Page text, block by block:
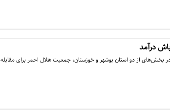
درآمد
بخش‌های از دو استان بوشهر و خوزستان، جمعیت هلال احمر برای مقابله